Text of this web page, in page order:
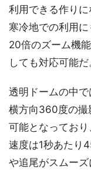
利用できる作り
寒冷地での利用
20倍のズーム機
しても対応可能だ
透明ドームの中
横方向360度の撮
可能となってお
速度は1秒あたり
や追尾がスムーズ